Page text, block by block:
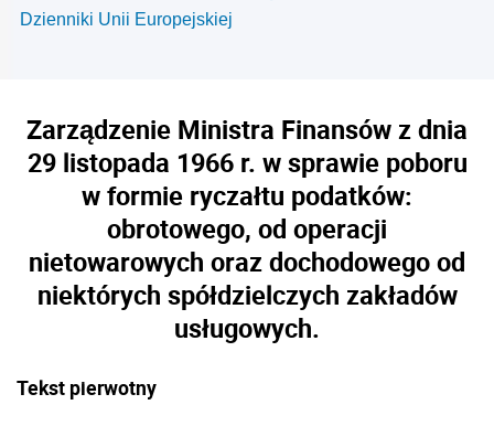
Dzienniki Unii Europejskiej
Zarządzenie Ministra Finansów z dnia
29 listopada 1966 r. w sprawie poboru
w formie ryczałtu podatków:
obrotowego, od operacji
nietowarowych oraz dochodowego od
niektórych spółdzielczych zakładów
usługowych.
Tekst pierwotny